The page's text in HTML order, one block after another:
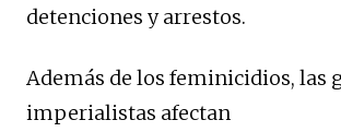
detenciones y arrestos.
Además de los feminicidios, las
imperialistas afectan